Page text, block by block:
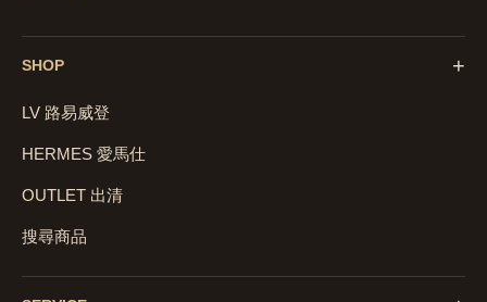
SHOP +
LV 路易威登
HERMES 愛馬仕
OUTLET 出清
搜尋商品